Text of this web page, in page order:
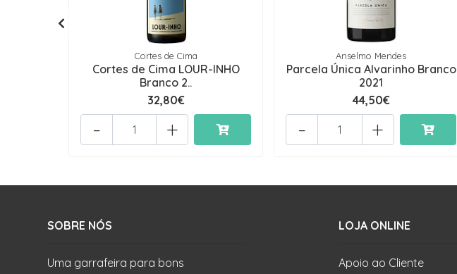
Cortes de Cima
Cortes de Cima LOUR-INHO
Branco 2..
32,80€
+
-
Anselmo Mendes
Parcela Única Alvarinho Branco
2021
44,50€
+
-
SOBRE NÓS
Uma garrafeira para bons
LOJA ONLINE
Apoio ao Cliente